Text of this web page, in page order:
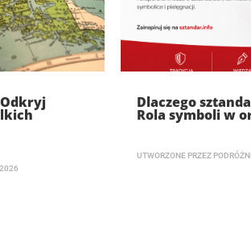
Dlaczego
Rola symboli w
UTWORZONE PRZEZ